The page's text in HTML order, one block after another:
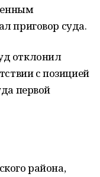
приговор суда.
отклонил
с позицией
первой
района,